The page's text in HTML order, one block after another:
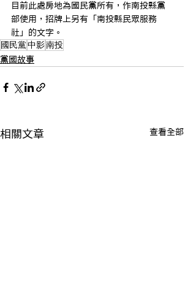
目前此處房地為國民黨所有，作南投縣黨
部使用，招牌上另有「南投縣民眾服務
社」的文字。
國民黨中影南投
黨國故事
相關文章 查看全部